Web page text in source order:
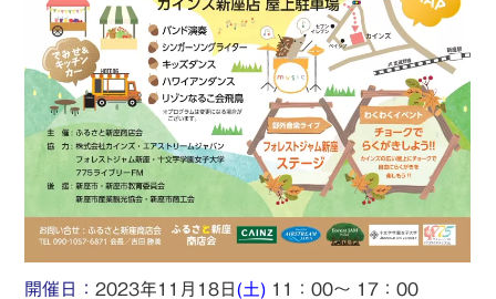
開催日： 2023年11月18日(土) 11：00～ 17：00